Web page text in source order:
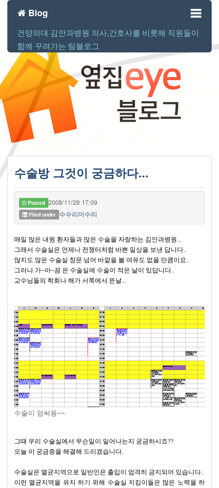
Toggle
Blog
건양의대 김안과병원 의사,간호사를 비롯해 직원들이
함께 꾸려가는 팀블로그
수술방 그것이 궁금하다...
Posted 2008/11/28 17:09
Filed under 수수리마수리
매일 많은 내원 환자들과 많은 수술을 자랑하는 김안과병원...
그래서 수술실은 언제나 전쟁터처럼 바쁜 일상을 보낸 답니다..
많지도 않은 수술실 창문 넘어 바깥을 볼 여유도 없을 만큼이요..
그러나 가~아~끔 은 수술실에 수술이 적은 날이 있답니다..
교수님들의 학회나 해가 서쪽에서 뜬날...
수술이 엄써용~~
그때 우리 수술실에서 무슨일이 일어나는지 궁금하시죠??
오늘 이 궁금증을 해결해 드리겠습니다.
수술실은 멸균지역으로 일반인은 출입이 엄격히 금지되어 있습니다..
이런 멸균지역을 유지 하기 위해 수술실 지킴이들은 많은 노력을 하